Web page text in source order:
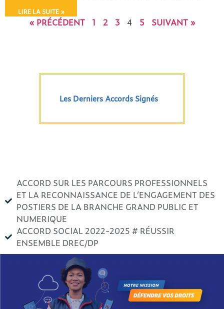
LIRE LA SUITE »
« PRÉCÉDENT 1 2 3 4 5 SUIVANT »
Les Derniers Accords Signés
ACCORD SUR LES PARCOURS PROFESSIONNELS
ET LA RECONNAISSANCE DE L’ENGAGEMENT DES
POSTIERS DE LA BRANCHE GRAND PUBLIC ET
NUMERIQUE
ACCORD SOCIAL 2022-2025 # RÉUSSIR
ENSEMBLE DREC/DP